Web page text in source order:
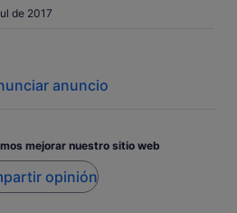
de 2017
anuncio
mejorar nuestro sitio web
opinión